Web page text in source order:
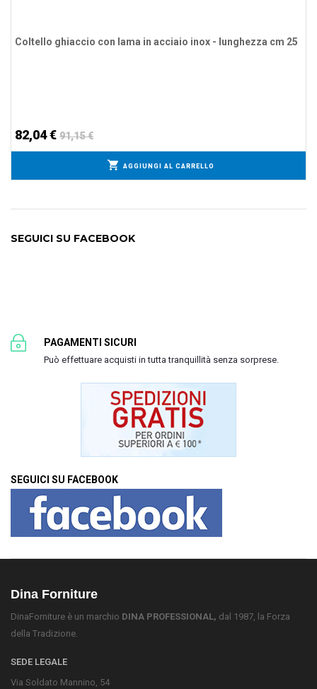
Coltello ghiaccio con lama in acciaio inox - lunghezza cm 25
82,04 € 91,15 €
AGGIUNGI AL CARRELLO
SEGUICI SU FACEBOOK
PAGAMENTI SICURI
Può effettuare acquisti in tutta tranquillità senza sorprese.
SEGUICI SU FACEBOOK
Dina Forniture
DinaForniture è un marchio DINA PROFESSIONAL, dal 1987, la Forza
della Tradizione.
SEDE LEGALE
Via Soldato Mannino, 54